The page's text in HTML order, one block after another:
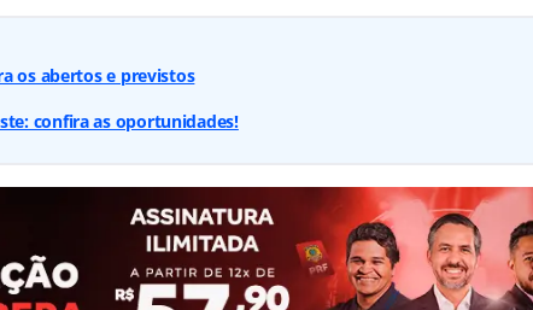
os abertos e previstos
confira as oportunidades!